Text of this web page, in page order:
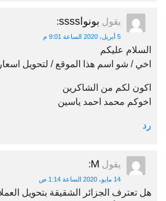
يقول بونواssss :
5 أبريل، 2020 الساعة 9:01 م
السلام عليكم
اخي / شو اسم هذا الموقع / لتحويل
اكون لكم من الشاكرين
اخوكم محمد احمد ياسين
رد
يقول M
:
14 مايو، 2020 الساعة 1:14 ص
هل تعترف الجزائر الشقيقة بتحويل